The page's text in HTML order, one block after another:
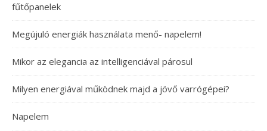
fűtőpanelek
Megújuló energiák használata menő- napelem!
Mikor az elegancia az intelligenciával párosul
Milyen energiával működnek majd a jövő varrógépei?
Napelem